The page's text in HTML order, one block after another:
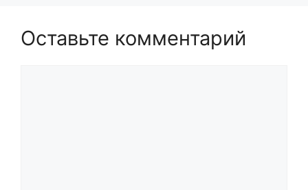
Оставьте комментарий